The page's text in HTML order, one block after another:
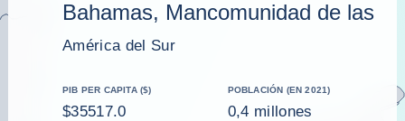
Bahamas, Mancomunidad de las
América del Sur
PIB PER CAPITA ($)
$35517.0
POBLACIÓN (EN 2021)
0,4 millones